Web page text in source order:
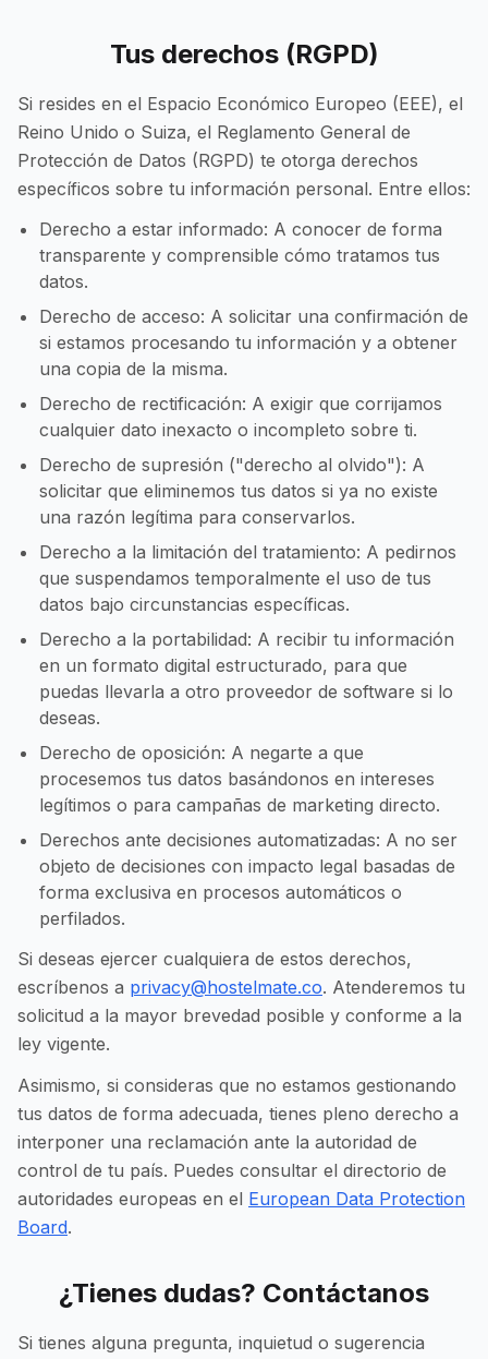
Tus derechos (RGPD)
Si resides en el Espacio Económico Europeo (EEE), el
Reino Unido o Suiza, el Reglamento General de
Protección de Datos (RGPD) te otorga derechos
específicos sobre tu información personal. Entre ellos:
Derecho a estar informado: A conocer de forma
transparente y comprensible cómo tratamos tus
datos.
Derecho de acceso: A solicitar una confirmación de
si estamos procesando tu información y a obtener
una copia de la misma.
Derecho de rectificación: A exigir que corrijamos
cualquier dato inexacto o incompleto sobre ti.
Derecho de supresión ("derecho al olvido"): A
solicitar que eliminemos tus datos si ya no existe
una razón legítima para conservarlos.
Derecho a la limitación del tratamiento: A pedirnos
que suspendamos temporalmente el uso de tus
datos bajo circunstancias específicas.
Derecho a la portabilidad: A recibir tu información
en un formato digital estructurado, para que
puedas llevarla a otro proveedor de software si lo
deseas.
Derecho de oposición: A negarte a que
procesemos tus datos basándonos en intereses
legítimos o para campañas de marketing directo.
Derechos ante decisiones automatizadas: A no ser
objeto de decisiones con impacto legal basadas de
forma exclusiva en procesos automáticos o
perfilados.
Si deseas ejercer cualquiera de estos derechos,
escríbenos a privacy@hostelmate.co. Atenderemos tu
solicitud a la mayor brevedad posible y conforme a la
ley vigente.
Asimismo, si consideras que no estamos gestionando
tus datos de forma adecuada, tienes pleno derecho a
interponer una reclamación ante la autoridad de
control de tu país. Puedes consultar el directorio de
autoridades europeas en el European Data Protection
Board.
¿Tienes dudas? Contáctanos
Si tienes alguna pregunta, inquietud o sugerencia